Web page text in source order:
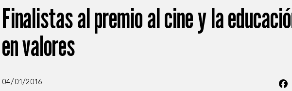
Finalistas al premio al cine y la
en valores
04/01/2016